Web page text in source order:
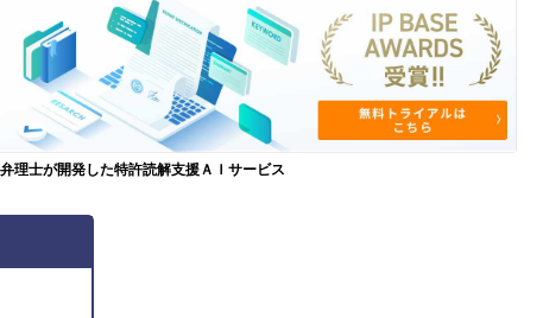
弁理士が開発した特許読解支援ＡＩサービス